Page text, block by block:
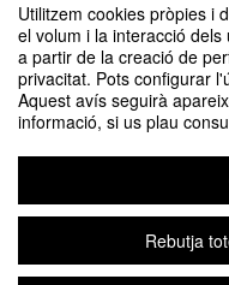
Utilitzem cookies pròpies i
el volum i la interacció
a partir de la creació de
privacitat. Pots configurar
Aquest avís seguirà
informació, si us plau
Rebutja
3es Trobades Audiovisuals -